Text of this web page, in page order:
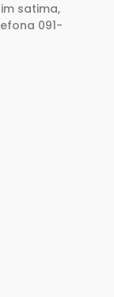
satima,
091-